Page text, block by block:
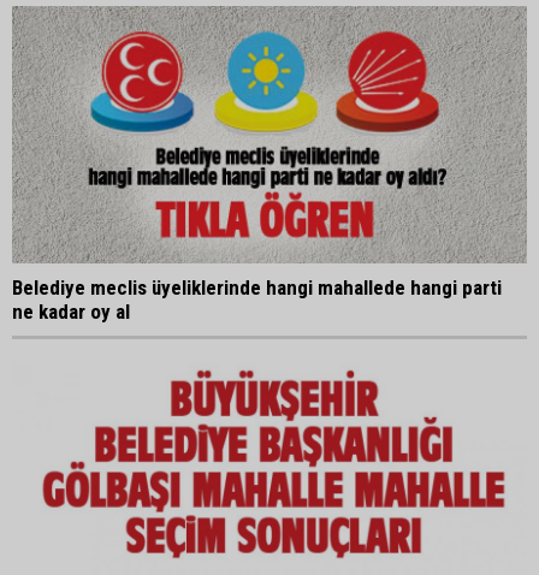
Belediye meclis üyeliklerinde hangi mahallede hangi parti
ne kadar oy al